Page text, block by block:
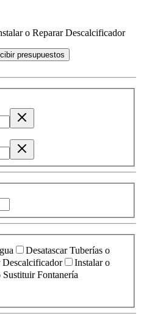
o Reparar Descalcificador
presupuestos
Desatascar Tuberías o
Descalcificador
Instalar o
Sustituir Fontanería